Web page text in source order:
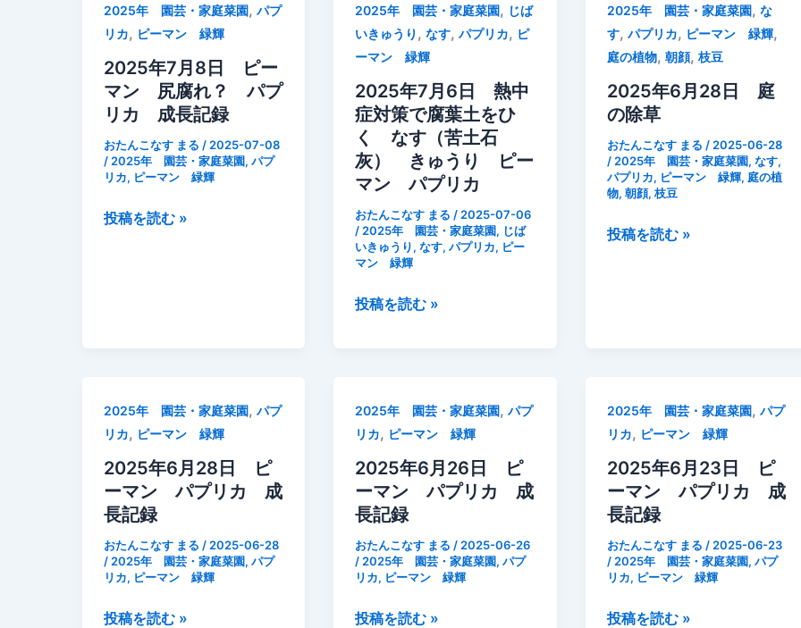
し
い
剪
定
を
な
い
プ
ち
ま
せ
【育
方】
ッ
ク】
プ
リ
カ
の
仕
て
と
心・
パ
プ
リ
カ
成
記
録
整
枝
2025年 園芸・家庭菜園, パプ
リカ, ピーマン 緑輝
2025年7月8日 ピー
マン 尻腐れ？ パプ
リカ 成長記録
おたんこなす まる / 2025-07-08
/ 2025年 園芸・家庭菜園, パプ
リカ, ピーマン 緑輝
2025
マ
ン
腐
れ？
パ
プ
リ
カ
成
投稿を読む »
2025年 園芸・家庭菜園, じば
いきゅうり ,なす,パプリカ, ピ
ーマン 緑輝
2025年7月6日 熱中
症対策で腐葉土をひ
く なす（苦土石
灰） きゅうり ピー
マン パプリカ
おたんこなす まる / 2025-07-06
/ 2025年 園芸・家庭菜園, じば
いきゅうり,なす,パプリカ, ピー
マン 緑輝
2025
日
熱
中
症
対
で
腐
投稿を読む »
2025年 園芸・家庭菜園, な
す, パプリカ, ピーマン 緑輝,
庭の植物, 朝顔, 枝豆
2025年6月28日 庭
の除草
おたんこなす まる / 2025-06-28
/ 2025年 園芸・家庭菜園, なす,
パプリカ, ピーマン 緑輝, 庭の植
物, 朝顔, 枝豆
2025
除
草
投稿を読む »
2025年 園芸・家庭菜園, パプ
リカ, ピーマン 緑輝
2025年6月28日 ピ
ーマン パプリカ 成
長記録
おたんこなす まる / 2025-06-28
/ 2025年 園芸・家庭菜園, パプ
リカ, ピーマン 緑輝
2025
投稿を読む »
2025年 園芸・家庭菜園,パプ
リカ, ピーマン 緑輝
2025年6月26日 ピ
ーマン パプリカ 成
長記録
おたんこなす まる / 2025-06-26
/ 2025年 園芸・家庭菜園,パプ
リカ, ピーマン 緑輝
2025
投稿を読む »
2025年 園芸・家庭菜園, パプ
リカ, ピーマン 緑輝
2025年6月23日 ピ
ーマン パプリカ 成
長記録
おたんこなす まる / 2025-06-23
/ 2025年 園芸・家庭菜園, パプ
リカ, ピーマン 緑輝
2025
投稿を読む »